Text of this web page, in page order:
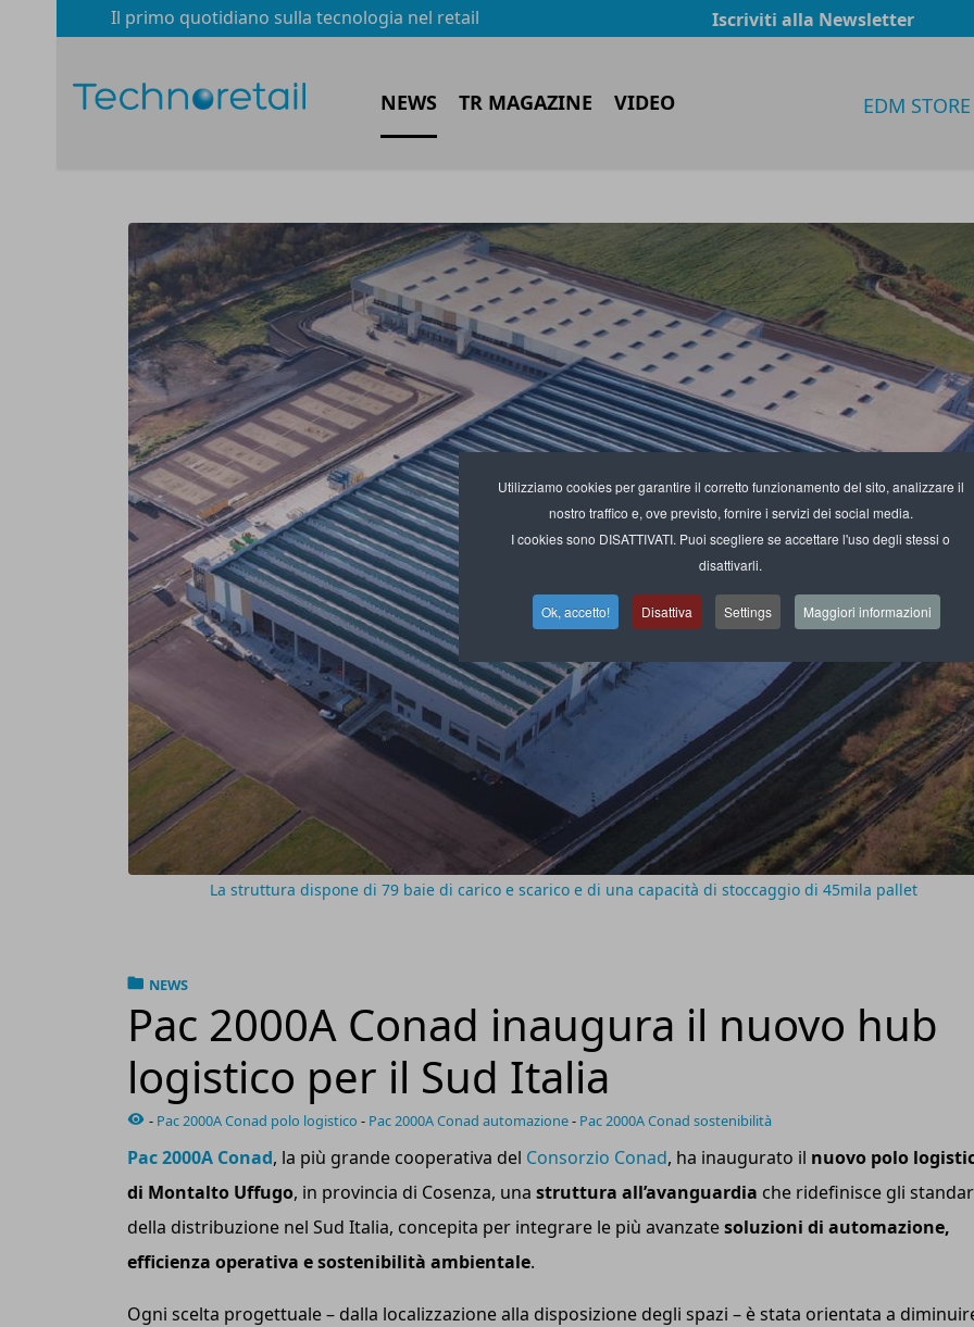
Utilizziamo cookies per garantire il corretto funzionamento del sito, analizzare il
nostro traffico e, ove previsto, fornire i servizi dei social media.
I cookies sono DISATTIVATI. Puoi scegliere se accettare l'uso degli stessi o
disattivarli.
Ok, accetto! Disattiva Settings Maggiori informazioni
Il primo quotidiano sulla tecnologia nel retail Iscriviti alla Newsletter
NEWS TR MAGAZINE VIDEO EDM STORE
La struttura dispone di 79 baie di carico e scarico e di una capacità di stoccaggio di 45mila pallet
NEWS
Pac 2000A Conad inaugura il nuovo hub
logistico per il Sud Italia
- Pac 2000A Conad polo logistico - Pac 2000A Conad automazione- Pac 2000A Conad sostenibilità
Pac 2000A Conad, la più grande cooperativa del Consorzio Conad, ha inaugurato il nuovo polo
di Montalto Uffugo, in provincia di Cosenza, una struttura all’avanguardia che ridefinisce gli
della distribuzione nel Sud Italia, concepita per integrare le più avanzatesoluzioni di automazione,
efficienza operativa e sostenibilità ambientale.
Ogni scelta progettuale – dalla localizzazione alla disposizione degli spazi – è stata orientata a